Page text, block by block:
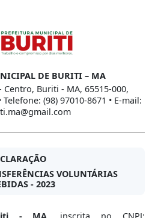
DE BURITI – MA
Centro, Buriti - MA, 65515-000,
Telefone: (98) 97010-8671 • E-mail:
VOLUNTÁRIAS
- 2023
- MA, inscrita no CNPJ: